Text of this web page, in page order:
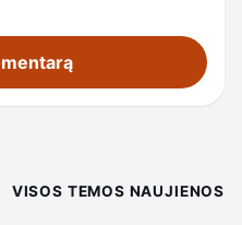
VISOS TEMOS NAUJIENOS